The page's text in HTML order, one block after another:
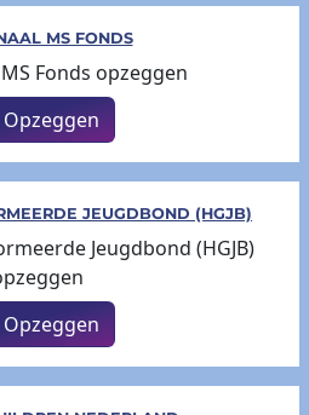
MS FONDS
JEUGDBOND (HGJB)